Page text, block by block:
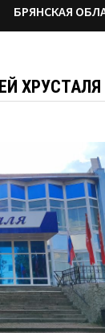
БРЯНСКАЯ
ХРУСТАЛЯ